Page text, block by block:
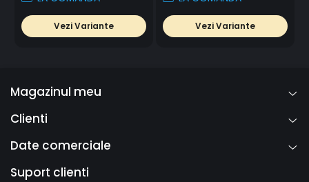
Vezi Variante Vezi Variante
Magazinul meu
Clienti
Date comerciale
Suport clienti